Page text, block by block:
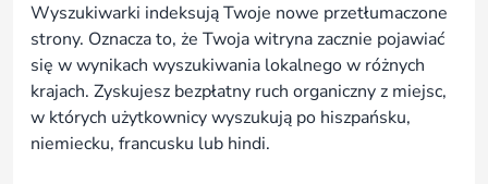
Wyszukiwarki indeksują Twoje nowe przetłumaczone
strony. Oznacza to, że Twoja witryna zacznie pojawiać
się w wynikach wyszukiwania lokalnego w różnych
krajach. Zyskujesz bezpłatny ruch organiczny z miejsc,
w których użytkownicy wyszukują po hiszpańsku,
niemiecku, francusku lub hindi.